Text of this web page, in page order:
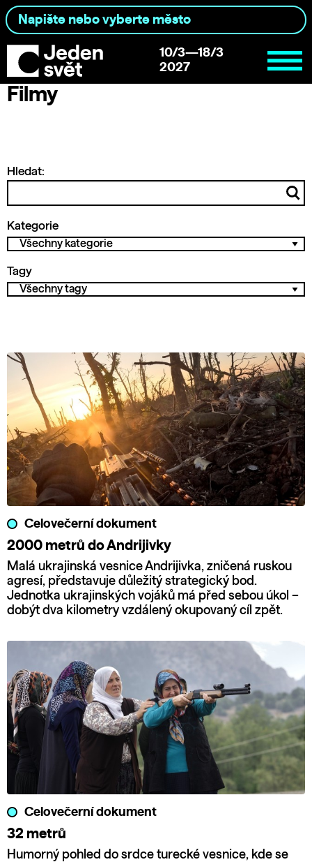
10/3—18/3
2027
Filmy
Hledat:
Kategorie
Tagy
Celovečerní dokument
2000 metrů do Andrijivky
Malá ukrajinská vesnice Andrijivka, zničená ruskou
agresí, představuje důležitý strategický bod.
Jednotka ukrajinských vojáků má před sebou úkol –
dobýt dva kilometry vzdálený okupovaný cíl zpět.
Celovečerní dokument
32 metrů
Humorný pohled do srdce turecké vesnice, kde se